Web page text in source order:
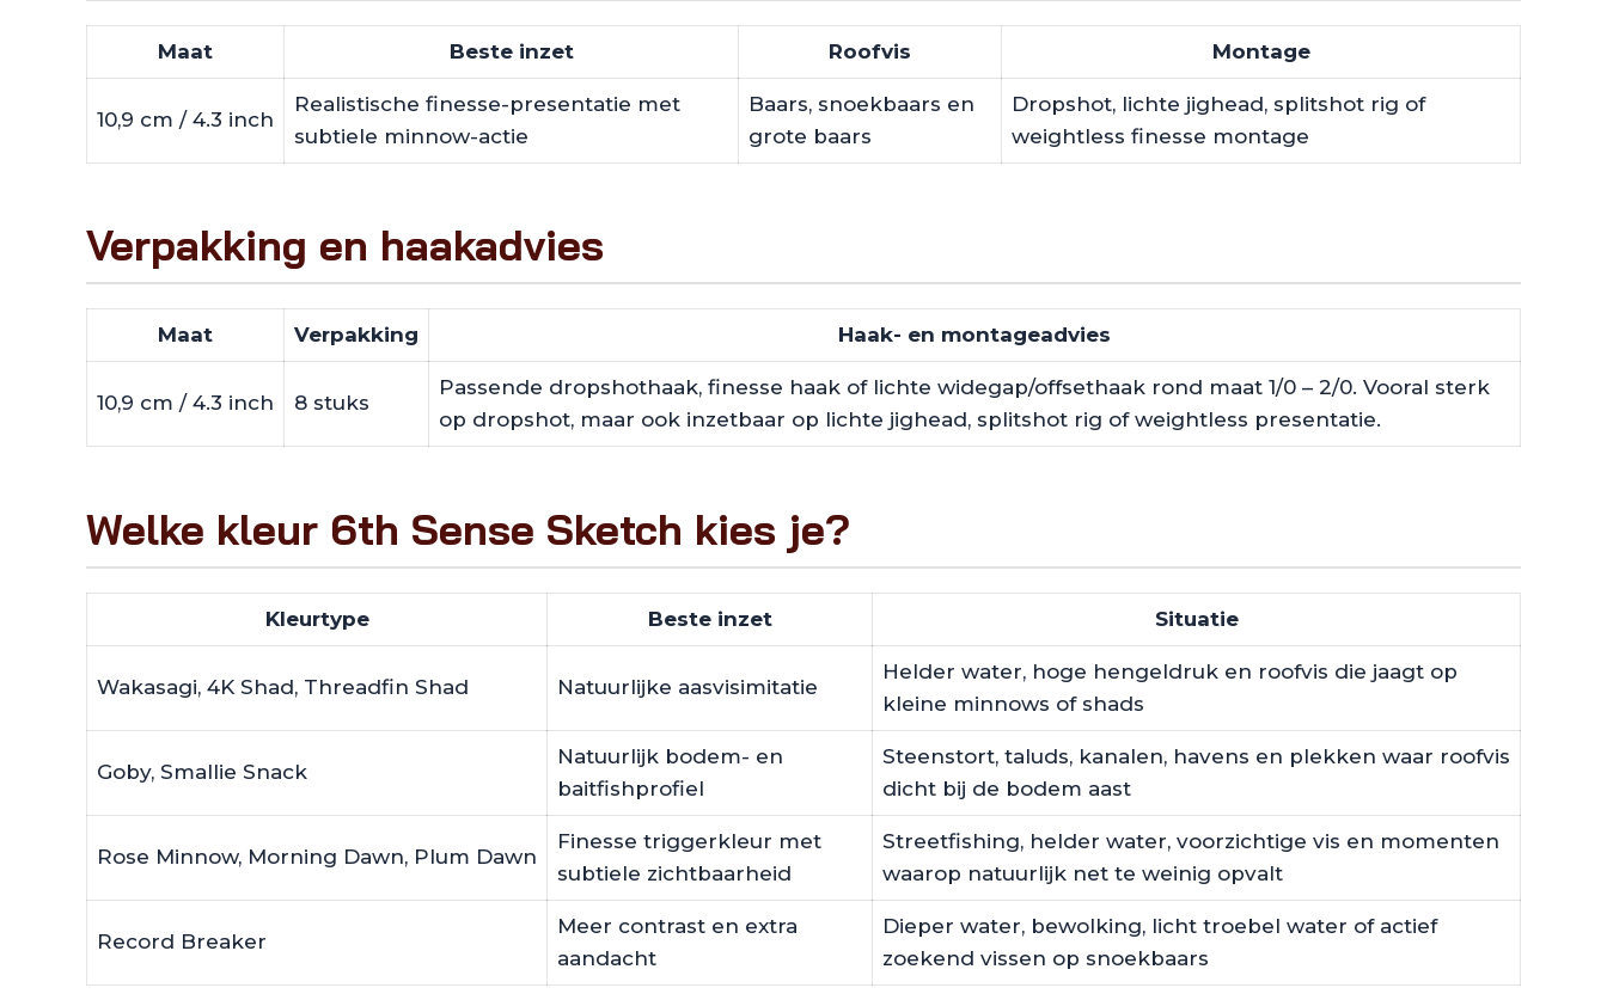
Maat Beste inzet Roofvis Montage
10,9 cm / 4.3 inch
Realistische finesse-presentatie met
subtiele minnow-actie
Baars, snoekbaars en
grote baars
Dropshot, lichte jighead, splitshot rig of
weightless finesse montage
Verpakking en haakadvies
Maat Verpakking Haak- en montageadvies
10,9 cm / 4.3 inch 8 stuks
Passende dropshothaak, finesse haak of lichte widegap/offsethaak rond maat 1/0 – 2/0. Vooral sterk
op dropshot, maar ook inzetbaar op lichte jighead, splitshot rig of weightless presentatie.
Welke kleur 6th Sense Sketch kies je?
Kleurtype Beste inzet Situatie
Wakasagi, 4K Shad, Threadfin Shad Natuurlijke aasvisimitatie
Helder water, hoge hengeldruk en roofvis die jaagt op
kleine minnows of shads
Goby, Smallie Snack
Natuurlijk bodem- en
baitfishprofiel
Steenstort, taluds, kanalen, havens en plekken waar roofvis
dicht bij de bodem aast
Rose Minnow, Morning Dawn, Plum Dawn
Finesse triggerkleur met
subtiele zichtbaarheid
Streetfishing, helder water, voorzichtige vis en momenten
waarop natuurlijk net te weinig opvalt
Record Breaker
Meer contrast en extra
aandacht
Dieper water, bewolking, licht troebel water of actief
zoekend vissen op snoekbaars